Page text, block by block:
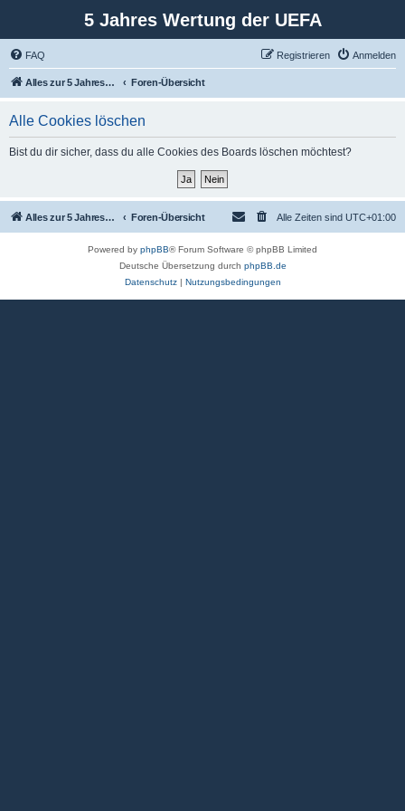
5 Jahres Wertung der UEFA
FAQ Anmelden
Registrieren
Alles zur 5 Jahreswertung / Tabelle der UEFA mit vielen Statistiken. Foren-Übersicht
Alle Cookies löschen
Bist du dir sicher, dass du alle Cookies des Boards löschen möchtest?
Alles zur 5 Jahreswertung / Tabelle der UEFA mit vielen Statistiken. Foren-Übersicht Alle Zeiten sind UTC+01:00
Powered by phpBB® Forum Software © phpBB Limited
Deutsche Übersetzung durch phpBB.de
Datenschutz| Nutzungsbedingungen